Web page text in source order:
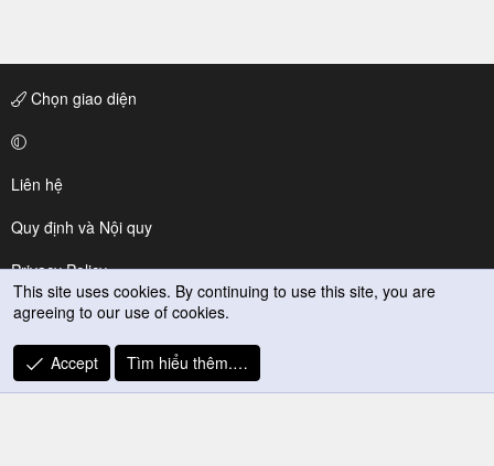
Chọn giao diện
Liên hệ
Quy định và Nội quy
Privacy Policy
Trợ giúp
R
S
This site uses cookies. By continuing to use this site, you are
agreeing to our use of cookies.
Accept Tìm hiểu thêm.…